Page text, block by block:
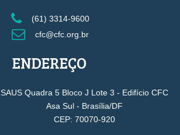
(61) 3314-9600
cfc@cfc.org.br
ENDEREÇO
SAUS Quadra 5 Bloco J Lote 3 - Edifício CFC
Asa Sul - Brasília/DF
CEP: 70070-920